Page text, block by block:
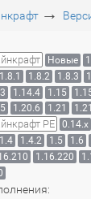
→
Новые
1.8.1 1.8.2 1.8.3
1.14.4 1.15
1.20.6 1.21
PE 0.14.x
1.4 1.4.2 1.5 1.6
1.16.220